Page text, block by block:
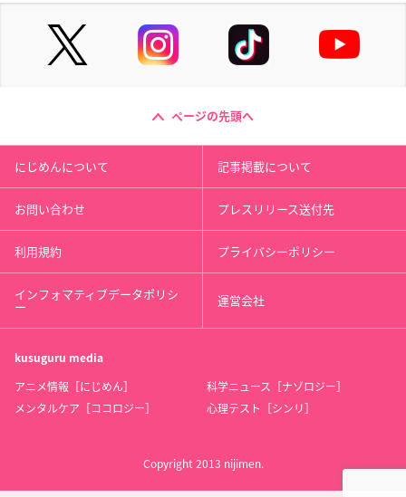
ページの先頭へ
にじめんについて 記事掲載について
お問い合わせ プレスリリース送付先
利用規約 プライバシーポリシー
インフォマティブデータポリシ
ー 運営会社
kusuguru media
アニメ情報［にじめん］
科学ニュース［ナゾロジー］
メンタルケア［ココロジー］
心理テスト［シンリ］
Copyright 2013 nijimen.